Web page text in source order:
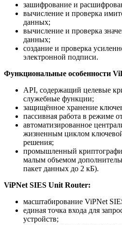
зашифрование и
вычисление и проверка
данных;
вычисление и проверка
данных;
создание и проверка
электронной подписи.
Функциональные особенности
API, содержащий целевые
служебные функции;
защищённое хранение
пассивная работа в режиме
автоматизированное
жизненным циклом
решения;
промышленный
малым объемом
пакет данных до 2 кБ).
ViPNet SIES Unit Router:
масштабирование ViPNet
единая точка входа для
устройств;